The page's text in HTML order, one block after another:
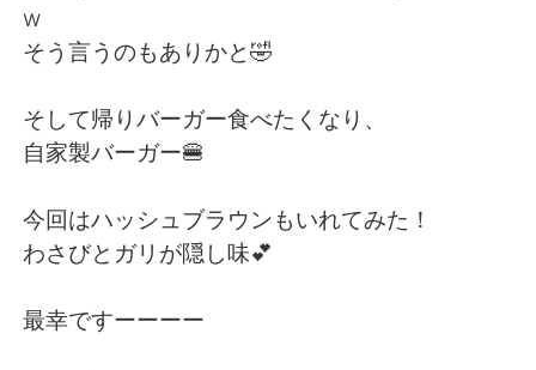
w
そう言うのもありかと🤣
そして帰りバーガー食べたくなり、
自家製バーガー🍔
今回はハッシュブラウンもいれてみた！
わさびとガリが隠し味💕
最幸ですーーーー